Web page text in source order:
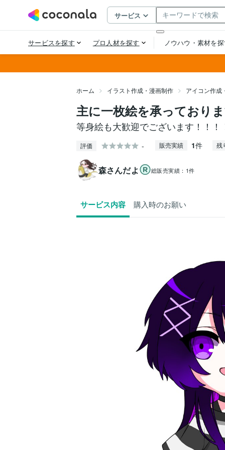
ホーム イラスト作成・漫画制作 アイコン作成
主に一枚絵を承っており
等身絵も大歓迎でございます！！！
評価 - 販売実績 1件 残
森さんだよ 総販売実績： 1件
サービス内容 購入時のお願い